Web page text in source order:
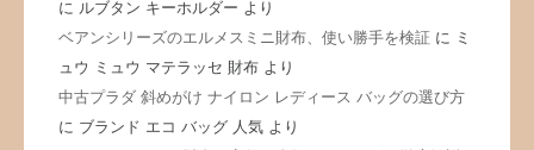
に ルブタン キーホルダー より
ベアンシリーズのエルメスミニ財布、使い勝手を検証に ミ
ュウ ミュウ マテラッセ 財布より
中古プラダ 斜めがけ ナイロン レディース バッグの選び方
に ブランド エコ バッグ 人気より